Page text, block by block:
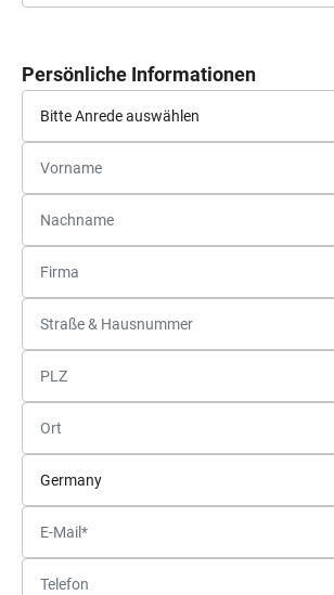
Persönliche Informationen